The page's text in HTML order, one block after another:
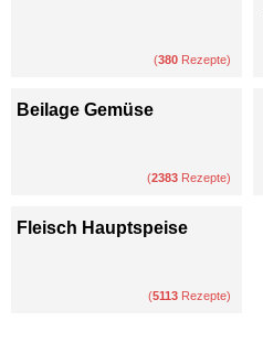
(380 Rezepte)
Beilage Gemüse
(2383 Rezepte)
Fleisch Hauptspeise
(5113 Rezepte)